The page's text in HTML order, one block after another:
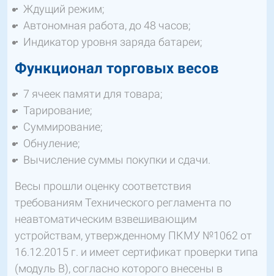
Ждущий режим;
Автономная работа, до 48 часов;
Индикатор уровня заряда батареи;
Функционал торговых весов
7 ячеек памяти для товара;
Тарирование;
Суммирование;
Обнуление;
Вычисление суммы покупки и сдачи.
Весы прошли оценку соответствия
требованиям Технического регламента по
неавтоматическим взвешивающим
устройствам, утвержденному ПКМУ №1062 от
16.12.2015 г. и имеет сертификат проверки типа
(модуль В), согласно которого внесены в